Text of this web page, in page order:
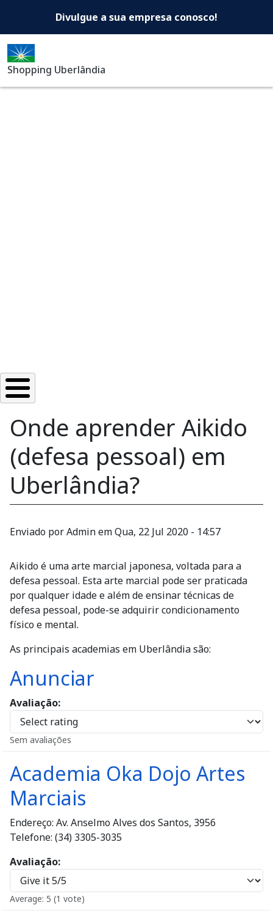
Shopping Uberlândia -
Divulgue a sua empresa conosco!
Shopping Uberlândia
Onde aprender Aikido
(defesa pessoal) em
Uberlândia?
Enviado porAdminemQua, 22 Jul 2020 - 14:57
Aikido é uma arte marcial japonesa, voltada para a
defesa pessoal. Esta arte marcial pode ser praticada
por qualquer idade e além de ensinar técnicas de
defesa pessoal, pode-se adquirir condicionamento
físico e mental.
As principais academias em Uberlândia são:
Anunciar
Avaliação
Sem avaliações
Academia Oka Dojo Artes
Marciais
Endereço: Av. Anselmo Alves dos Santos, 3956
Telefone: (34) 3305-3035
Avaliação
Average: 5 (1 vote)